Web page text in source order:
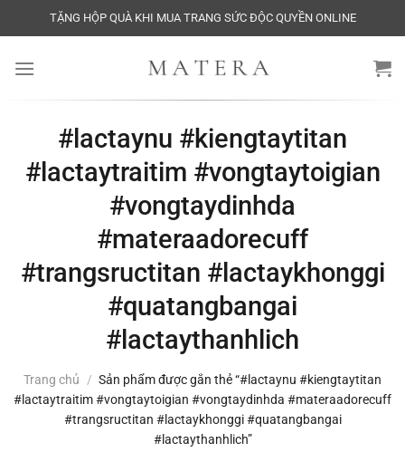
qua
dung
TẶNG HỘP QUÀ KHI MUA TRANG SỨC ĐỘC QUYỀN ONLINE
#lactaynu #kiengtaytitan
#lactaytraitim #vongtaytoigian
#vongtaydinhda
#materaadorecuff
#trangsructitan #lactaykhonggi
#quatangbangai
#lactaythanhlich
Trang chủ / Sản phẩm được gắn thẻ “#lactaynu #kiengtaytitan
#lactaytraitim #vongtaytoigian #vongtaydinhda #materaadorecuff
#trangsructitan #lactaykhonggi #quatangbangai
#lactaythanhlich”